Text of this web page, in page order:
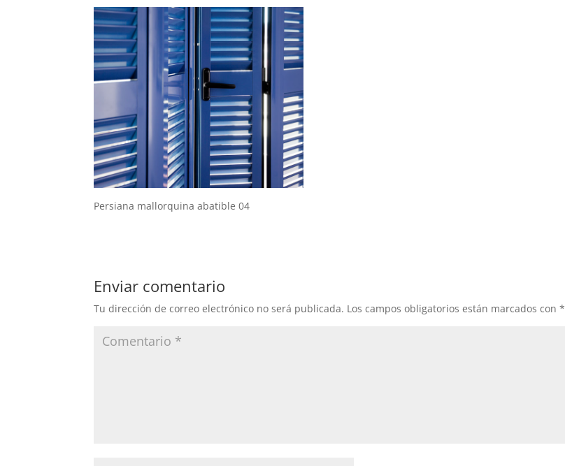
Persiana mallorquina abatible 04
Enviar comentario
Tu dirección de correo electrónico no será publicada. Los campos obligatorios están marcados con*